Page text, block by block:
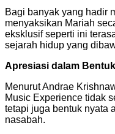
Bagi banyak yang hadir
menyaksikan Mariah
eksklusif seperti ini
sejarah hidup yang
Apresiasi dalam
Menurut Andrae
Music Experience tidak
tetapi juga bentuk nyata
nasabah.